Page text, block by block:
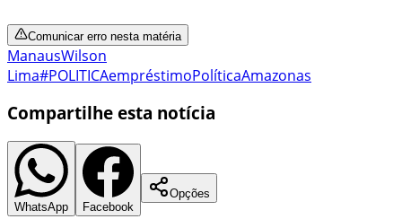
Comunicar erro nesta matéria
ManausWilson
Lima#POLITICAempréstimoPolíticaAmazonas
Compartilhe esta notícia
WhatsApp Facebook
Opções